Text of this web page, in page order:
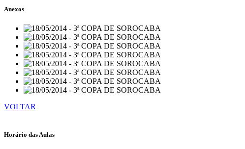
Anexos
VOLTAR
Horário das Aulas